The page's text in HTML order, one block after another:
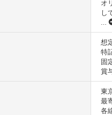
オ
し
想
特
固
賞
東
最
各